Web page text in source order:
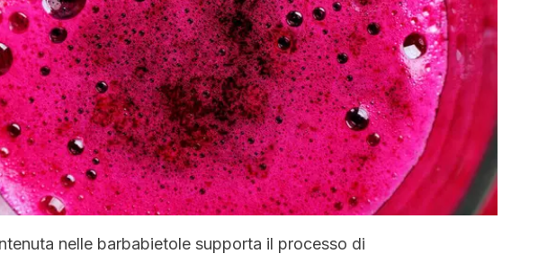
nelle barbabietole supporta il processo di